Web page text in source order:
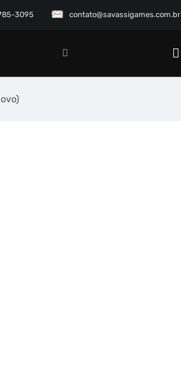
contato@savassigames.com.br
3095